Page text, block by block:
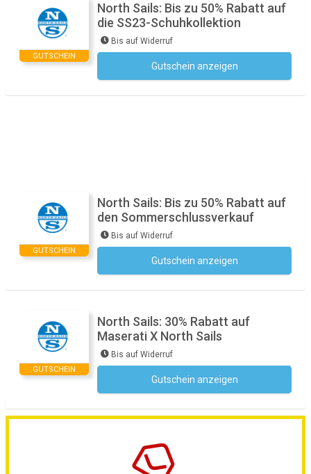
GUTSCHEIN
North Sails: Bis zu 50% Rabatt auf
die SS23-Schuhkollektion
Bis auf Widerruf
Gutschein anzeigen
GUTSCHEIN
North Sails: Bis zu 50% Rabatt auf
den Sommerschlussverkauf
Bis auf Widerruf
Gutschein anzeigen
GUTSCHEIN
North Sails: 30% Rabatt auf
Maserati X North Sails
Bis auf Widerruf
Gutschein anzeigen